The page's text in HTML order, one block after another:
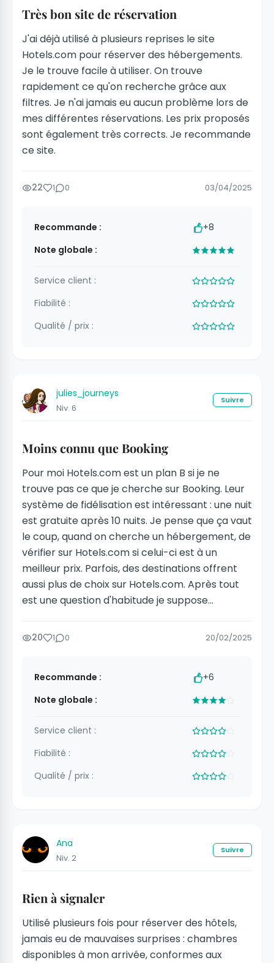
Très bon site de réservation
J'ai déjà utilisé à plusieurs reprises le site
Hotels.com pour réserver des hébergements.
Je le trouve facile à utiliser. On trouve
rapidement ce qu'on recherche grâce aux
filtres. Je n'ai jamais eu aucun problème lors de
mes différentes réservations. Les prix proposés
sont également très corrects. Je recommande
ce site.
22 1 0 03/04/2025
Recommande :
+8
Note globale :
Service client :
Fiabilité :
Qualité / prix :
julies_journeys
Niv. 6
Suivre
Moins connu que Booking
Pour moi Hotels.com est un plan B si je ne
trouve pas ce que je cherche sur Booking. Leur
système de fidélisation est intéressant : une nuit
est gratuite après 10 nuits. Je pense que ça vaut
le coup, quand on cherche un hébergement, de
vérifier sur Hotels.com si celui-ci est à un
meilleur prix. Parfois, des destinations offrent
aussi plus de choix sur Hotels.com. Après tout
est une question d'habitude je suppose...
20 1 0 20/02/2025
Recommande :
+6
Note globale :
Service client :
Fiabilité :
Qualité / prix :
Ana
Niv. 2
Suivre
Rien à signaler
Utilisé plusieurs fois pour réserver des hôtels,
jamais eu de mauvaises surprises : chambres
disponibles à mon arrivée, conformes aux